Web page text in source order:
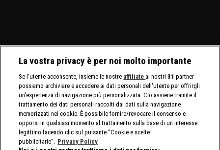
La vostra privacy è per noi molto importante
Se l'utente acconsente, insieme le nostre affiliate ai nostri31 partner
possiamo archiviare e accedere ai dati personali dell'utente per offrirgli
un'esperienza di navigazione più personalizzata. Ciò avviene tramite il
trattamento dei dati personali raccolti dai dati sulla navigazione
memorizzati nei cookie. È possibile fornire/revocare il consenso e
opporsi in qualsiasi momento al trattamento sulla base di un interesse
legittimo facendo clic sul pulsante “Cookie e scelte
pubblicitarie”. Privacy Policy